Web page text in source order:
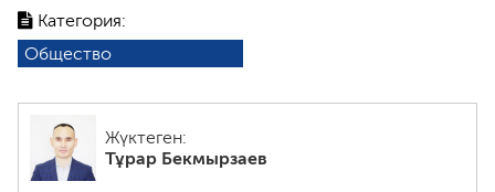
Категория:
Общество
Жүктеген:
Тұрар Бекмырзаев